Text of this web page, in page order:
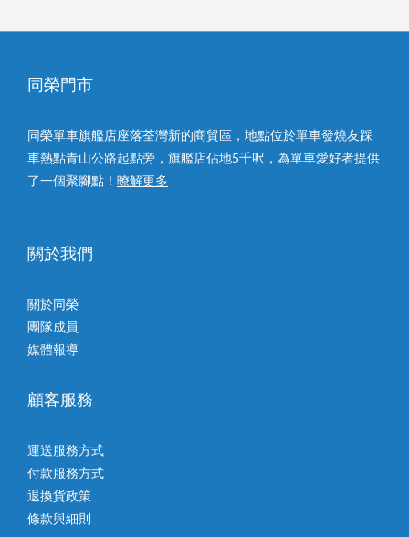
同榮門市
同榮單車旗艦店座落荃灣新的商貿區，地點位於單車發燒友踩
車熱點青山公路起點旁，旗艦店佔地5千呎，為單車愛好者提供
了一個聚腳點！ 暸解更多
關於我們
關於同榮
團隊成員
媒體報導
顧客服務
運送服務方式
付款服務方式
退換貨政策
條款與細則